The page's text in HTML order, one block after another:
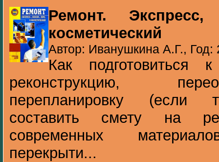
Ремонт.
косметический
Автор: Иванушкина А.Г., Год:
Как подготовиться
реконструкцию,
перепланировку (если
составить смету на
современных
перекрыти...